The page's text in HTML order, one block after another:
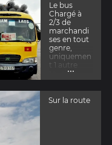
Le bus
Chargé à
2/3 de
marchandi
ses en tout
genre,
uniquemen
t 1 autre
touriste
avec moi.
C'est parti
pour 5
...
Sur la route